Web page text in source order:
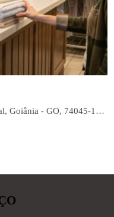
R. 72, 254 - qd 123 lt 28 - St. Central, Goiânia - GO, 74045-120, Brasil